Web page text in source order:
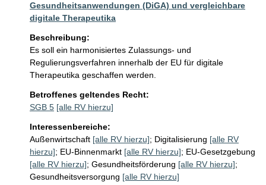
Gesundheitsanwendungen (DiGA) und vergleichbare
digitale Therapeutika
Beschreibung:
Es soll ein harmonisiertes Zulassungs- und
Regulierungsverfahren innerhalb der EU für digitale
Therapeutika geschaffen werden.
Betroffenes geltendes Recht:
SGB 5 [alle RV hierzu]
Interessenbereiche:
Außenwirtschaft [alle RV hierzu]; Digitalisierung [alle RV
hierzu]; EU-Binnenmarkt [alle RV hierzu]; EU-Gesetzgebung
[alle RV hierzu]; Gesundheitsförderung [alle RV hierzu];
Gesundheitsversorgung [alle RV hierzu]